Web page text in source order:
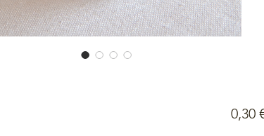
0,30